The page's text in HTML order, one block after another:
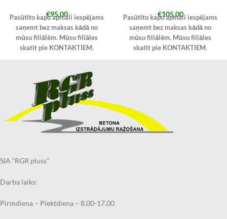
€95,00
Pasūtīto kapu apmali iespējams
saņemt bez maksas kādā no
mūsu filiālēm. Mūsu filiāles
skatīt pie KONTAKTIEM.
piezīmēs norādiet filiāli, kurā
kapu apmali vēlaties saņemt.
Pasūtīto kapu apmali iespējams
arī saņemt Jūsu norādītajā
adresē ar kurjer dienesta
starpniecību.
€105,00
Pasūtīto kapu apmali iespējams
saņemt bez maksas kādā no
mūsu filiālēm. Mūsu filiāles
skatīt pie KONTAKTIEM.
arī saņemt Jūsu norādītajā
adresē ar kurjer dienesta
starpniecību.
SIA “RGR pluss”
Darba laiks:
Pirmdiena – Piektdiena – 8.00-17.00